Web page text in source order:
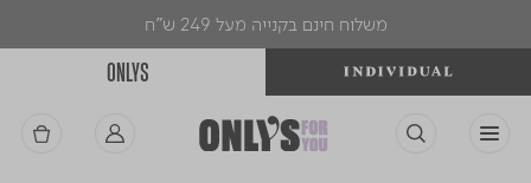
משלוח חינם בקנייה מעל 249 ש"ח
ONLYS